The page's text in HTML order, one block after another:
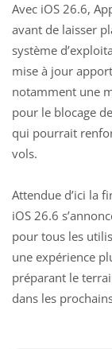
Avec iOS 26.6,
avant de laisser
système
mise à jour
notamment une
pour le blocage
qui pourrait
vols.
Attendue d’ici la
iOS 26.6
pour tous les
une expérience
préparant le
dans les